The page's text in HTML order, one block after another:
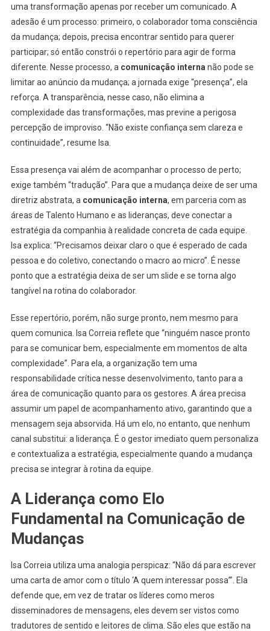
uma transformação apenas por receber um comunicado. A
adesão é um processo: primeiro, o colaborador toma consciência
da mudança; depois, precisa encontrar sentido para querer
participar; só então constrói o repertório para agir de forma
diferente. Nesse processo, a comunicação interna não pode se
limitar ao anúncio da mudança; a jornada exige “presença”, ela
reforça. A transparência, nesse caso, não elimina a
complexidade das transformações, mas previne a perigosa
percepção de improviso. “Não existe confiança sem clareza e
continuidade”, resume Isa.
Essa presença vai além de acompanhar o processo de perto;
exige também “tradução”. Para que a mudança deixe de ser uma
diretriz abstrata, a comunicação interna, em parceria com as
áreas de Talento Humano e as lideranças, deve conectar a
estratégia da companhia à realidade concreta de cada equipe.
Isa explica: “Precisamos deixar claro o que é esperado de cada
pessoa e do coletivo, conectando o macro ao micro”. É nesse
ponto que a estratégia deixa de ser um slide e se torna algo
tangível na rotina do colaborador.
Esse repertório, porém, não surge pronto, nem mesmo para
quem comunica. Isa Correia reflete que “ninguém nasce pronto
para se comunicar bem, especialmente em momentos de alta
complexidade”. Para ela, a organização tem uma
responsabilidade crítica nesse desenvolvimento, tanto para a
área de comunicação quanto para os gestores. A área precisa
assumir um papel de acompanhamento ativo, garantindo que a
mensagem seja absorvida. Há um elo, no entanto, que nenhum
canal substitui: a liderança. É o gestor imediato quem personaliza
e contextualiza a estratégia, especialmente quando a mudança
precisa se integrar à rotina da equipe.
A Liderança como Elo
Fundamental na Comunicação de
Mudanças
Isa Correia utiliza uma analogia perspicaz: “Não dá para escrever
uma carta de amor com o título ‘A quem interessar possa’”. Ela
defende que, em vez de tratar os líderes como meros
disseminadores de mensagens, eles devem ser vistos como
tradutores de sentido e leitores de clima. São eles que estão na